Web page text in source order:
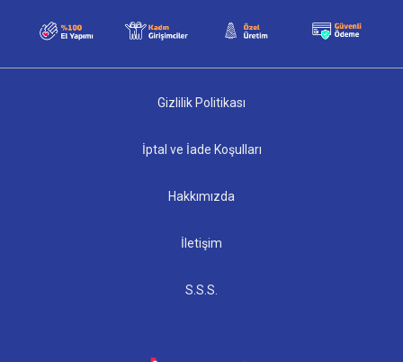
Gizlilik Politikası
İptal ve İade Koşulları
Hakkımızda
İletişim
S.S.S.